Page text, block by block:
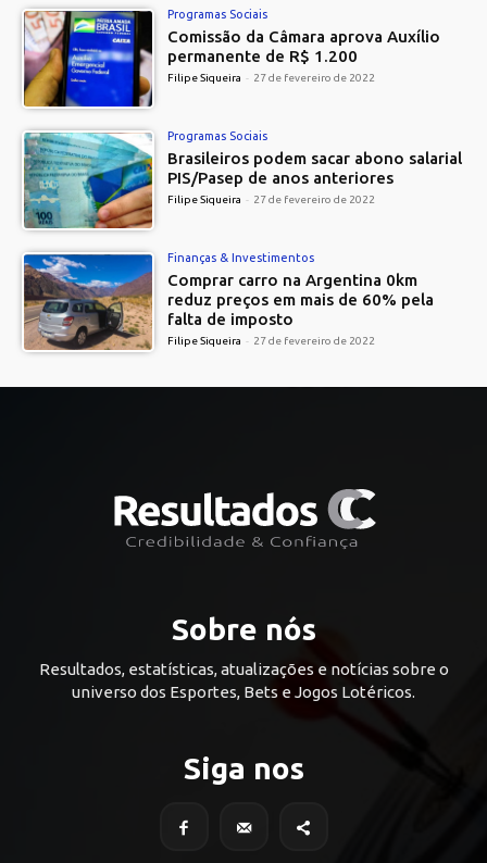
Programas Sociais
Comissão da Câmara aprova Auxílio
permanente de R$ 1.200
Filipe Siqueira - 27 de fevereiro de 2022
Programas Sociais
Brasileiros podem sacar abono salarial
PIS/Pasep de anos anteriores
Filipe Siqueira - 27 de fevereiro de 2022
Finanças & Investimentos
Comprar carro na Argentina 0km
reduz preços em mais de 60% pela
falta de imposto
Filipe Siqueira - 27 de fevereiro de 2022
Sobre nós
Resultados, estatísticas, atualizações e notícias sobre o
universo dos Esportes, Bets e Jogos Lotéricos.
Siga nos